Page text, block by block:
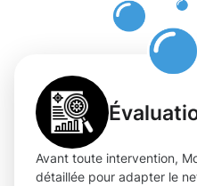
Avant toute intervention,
détaillée pour adapter le